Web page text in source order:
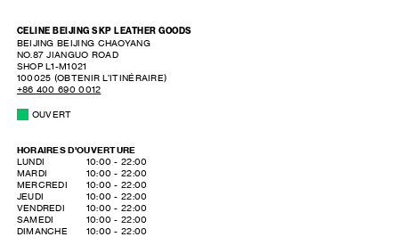
CELINE BEIJING SKP LEATHER GOODS
BEIJING BEIJING CHAOYANG
NO.87 JIANGUO ROAD
SHOP L1-M1021
100025 (OBTENIR L’ITINÉRAIRE)
+86 400 690 0012
OUVERT
HORAIRES D'OUVERTURE
DAY OF THE WEEKHOURS
LUNDI 10:00 -22:00
MARDI
10:00 -22:00
MERCREDI
10:00 -22:00
JEUDI
10:00 -22:00
VENDREDI
10:00 -22:00
SAMEDI
10:00 -22:00
DIMANCHE
10:00 -22:00